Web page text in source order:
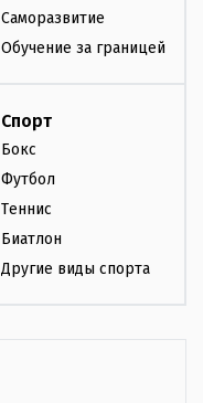
Саморазвитие
Обучение за границей
Спорт
Бокс
Футбол
Теннис
Биатлон
Другие виды спорта